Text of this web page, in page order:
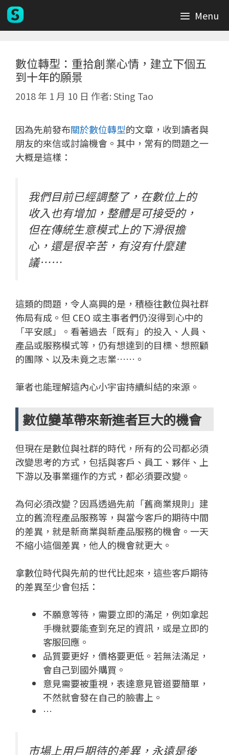
跳
至
主
Menu
數位轉型：重拾創業心情，建立下個五
到十年的願景
2018 年 1 月 10 日 作者:Sting Tao
因為先前發布關於數位轉型的文章，收到讀者與
朋友的來信或討論機會。其中，常有的問題之一
大概是這樣：
我們目前已經調整了，在數位上的
收入也有增加，整體是可接受的，
但在傳統生意模式上的下滑很擔
心，還是很辛苦，有沒有什麼建
議……
這類的問題，令人高興的是，積極往數位與社群
佈局有成。但 CEO 或主事者們仍沒得到心中的
「平安感」。看著過去「既有」的投入、人員、
產品或服務模式等，仍有想達到的目標、想照顧
的團隊、以及未竟之志業……。
筆者也能理解這內心小宇宙持續糾結的來源。
數位變革帶來新進者巨大的機會
但現在是數位與社群的時代，所有的公司都必須
改變思考的方式，包括與客戶、員工、夥伴、上
下游以及事業運作的方式，都必須要改變。
為何必須改變？因爲透過先前「舊商業規則」建
立的舊流程產品服務等，與當今客戶的期待中間
的差異，就是新商業與新產品服務的機會。一天
不縮小這個差異，他人的機會就更大。
拿數位時代與先前的世代比起來，這些客戶期待
的差異至少會包括：
不願意等待，需要立即的滿足，例如拿起
手機就要能查到充足的資訊，或是立即的
客服回應。
品質要更好，價格要更低。若無法滿足，
會自己到國外購買。
意見需要被重視，表達意見管道要簡單，
不然就會發在自己的臉書上。
…
市場上用戶期待的差異，永遠是後